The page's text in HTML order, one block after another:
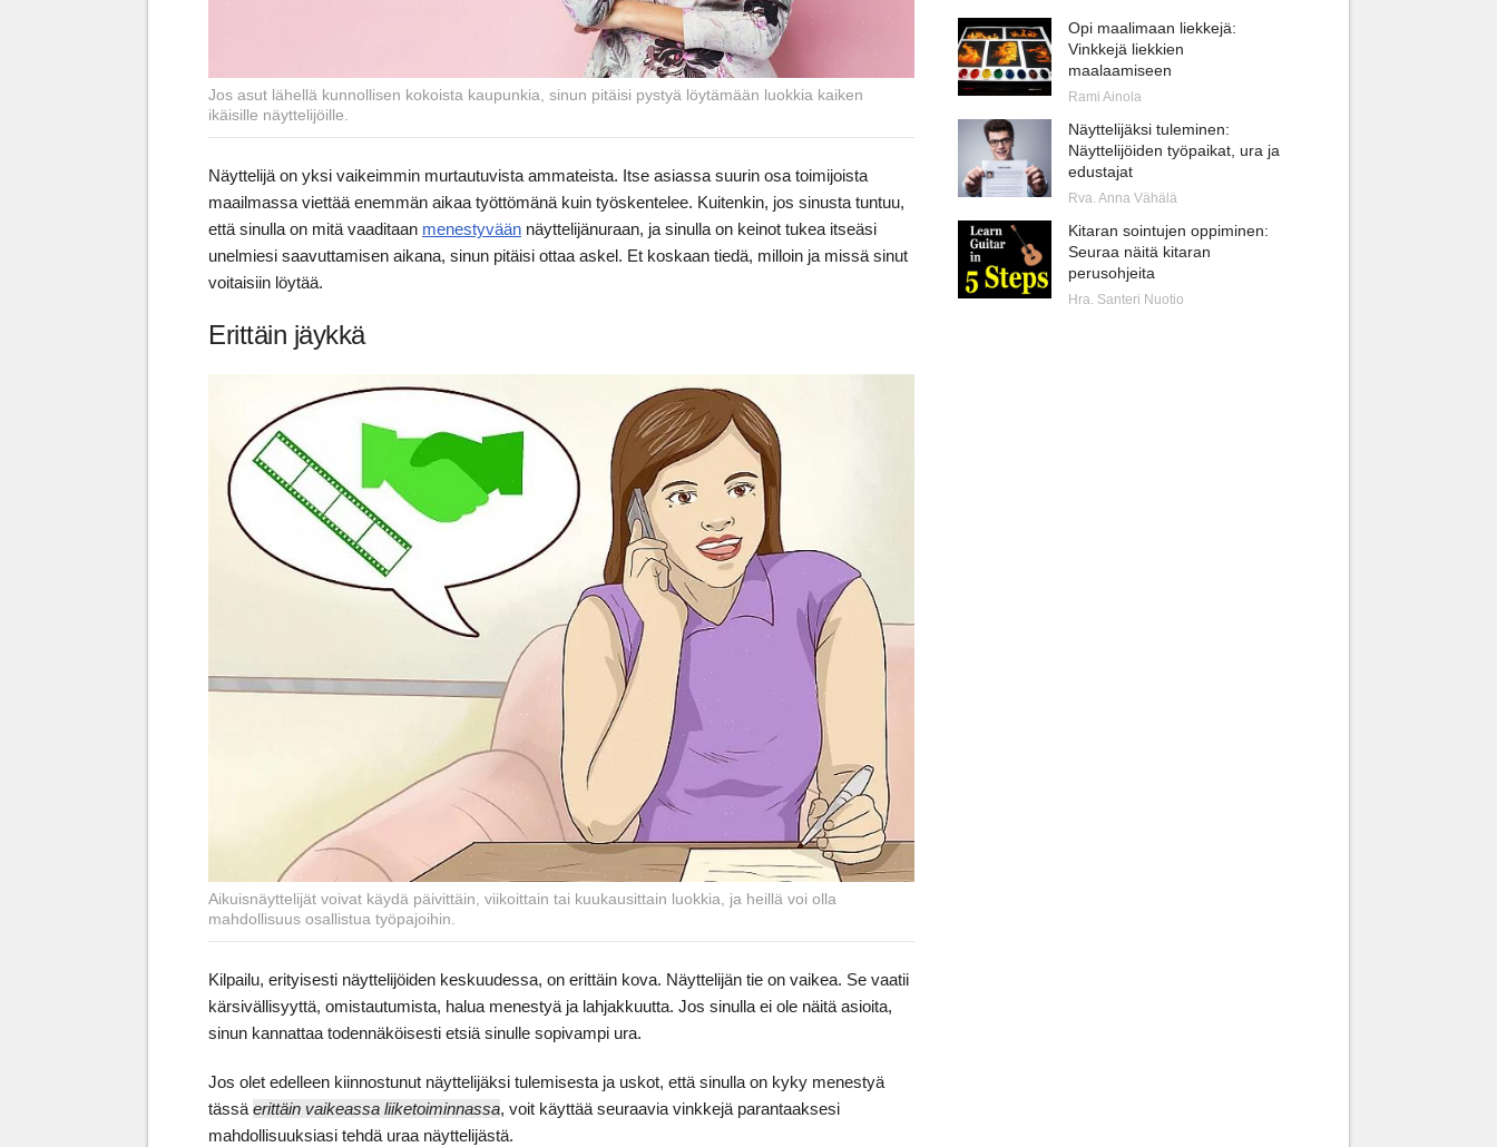
Jos asut lähellä kunnollisen kokoista kaupunkia, sinun pitäisi pystyä löytämään luokkia kaiken
ikäisille näyttelijöille.
Näyttelijä on yksi vaikeimmin murtautuvista ammateista. Itse asiassa suurin osa toimijoista
maailmassa viettää enemmän aikaa työttömänä kuin työskentelee. Kuitenkin, jos sinusta tuntuu,
että sinulla on mitä vaaditaan menestyvään näyttelijänuraan, ja sinulla on keinot tukea itseäsi
unelmiesi saavuttamisen aikana, sinun pitäisi ottaa askel. Et koskaan tiedä, milloin ja missä sinut
voitaisiin löytää.
Erittäin jäykkä
Aikuisnäyttelijät voivat käydä päivittäin, viikoittain tai kuukausittain luokkia, ja heillä voi olla
mahdollisuus osallistua työpajoihin.
Kilpailu, erityisesti näyttelijöiden keskuudessa, on erittäin kova. Näyttelijän tie on vaikea. Se vaatii
kärsivällisyyttä, omistautumista, halua menestyä ja lahjakkuutta. Jos sinulla ei ole näitä asioita,
sinun kannattaa todennäköisesti etsiä sinulle sopivampi ura.
Jos olet edelleen kiinnostunut näyttelijäksi tulemisesta ja uskot, että sinulla on kyky menestyä
tässä erittäin vaikeassa liiketoiminnassa, voit käyttää seuraavia vinkkejä parantaaksesi
mahdollisuuksiasi tehdä uraa näyttelijästä.
Opi maalimaan liekkejä:
Vinkkejä liekkien
maalaamiseen
Rami Ainola
Näyttelijäksi tuleminen:
Näyttelijöiden työpaikat, ura ja
edustajat
Rva. Anna Vähälä
Kitaran sointujen oppiminen:
Seuraa näitä kitaran
perusohjeita
Hra. Santeri Nuotio